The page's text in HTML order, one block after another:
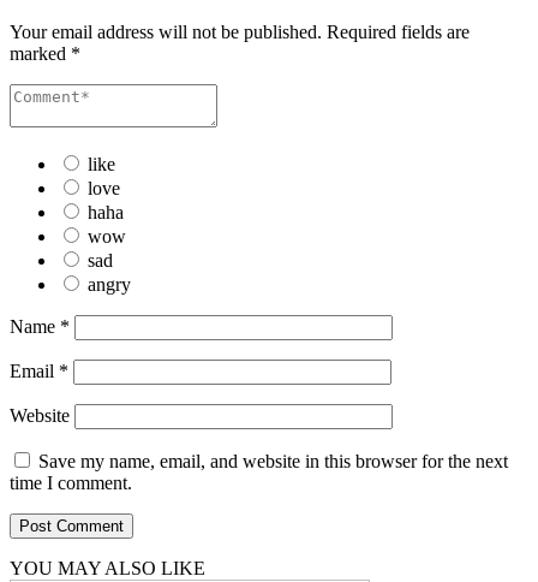
Your email address will not be published. Required fields are
marked *
like
love
haha
wow
sad
angry
Name *
Email *
Website
Save my name, email, and website in this browser for the next
time I comment.
YOU MAY ALSO LIKE